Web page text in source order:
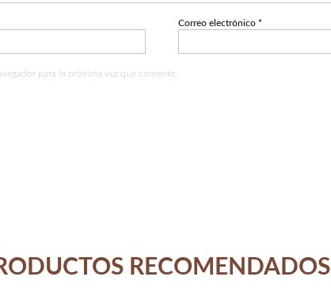
Correo electrónico *
para la próxima vez que comente.
RECOMENDADOS